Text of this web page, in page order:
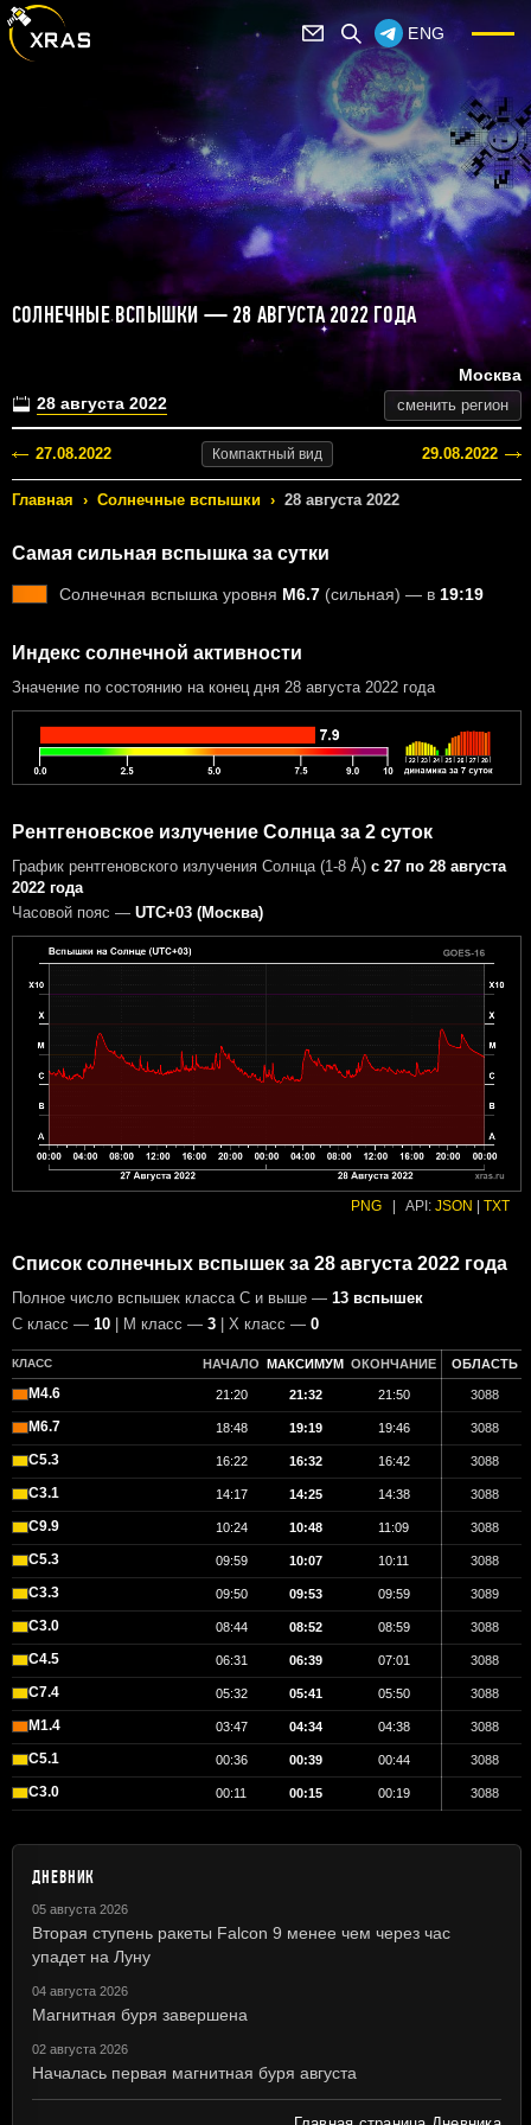
ENG
СОЛНЕЧНЫЕ ВСПЫШКИ — 28 АВГУСТА 2022 ГОДА
28 августа 2022
Москва
сменить регион
27.08.2022 Компактный вид 29.08.2022
Главная › Солнечные вспышки › 28 августа 2022
Самая сильная вспышка за сутки
Солнечная вспышка уровня M6.7 (сильная) — в 19:19
Индекс солнечной активности
Значение по состоянию на конец дня 28 августа 2022 года
Рентгеновское излучение Солнца за 2 суток
График рентгеновского излучения Солнца (1-8 Å) с 27 по 28 августа
2022 года
Часовой пояс — UTC+03 (Москва)
PNG API: JSON TXT
Список солнечных вспышек за 28 августа 2022 года
Полное число вспышек класса C и выше — 13 вспышек
С класс — 10 | М класс — 3 | X класс — 0
КЛАСС НАЧАЛО МАКСИМУМ ОКОНЧАНИЕ ОБЛАСТЬ
M4.6 21:20 21:32 21:50 3088
M6.7 18:48 19:19 19:46 3088
C5.3 16:22 16:32 16:42 3088
C3.1 14:17 14:25 14:38 3088
C9.9 10:24 10:48 11:09 3088
C5.3 09:59 10:07 10:11 3088
C3.3 09:50 09:53 09:59 3089
C3.0 08:44 08:52 08:59 3088
C4.5 06:31 06:39 07:01 3088
C7.4 05:32 05:41 05:50 3088
M1.4 03:47 04:34 04:38 3088
C5.1 00:36 00:39 00:44 3088
C3.0 00:11 00:15 00:19 3088
ДНЕВНИК
05 августа 2026
Вторая ступень ракеты Falcon 9 менее чем через час
упадет на Луну
04 августа 2026
Магнитная буря завершена
02 августа 2026
Началась первая магнитная буря августа